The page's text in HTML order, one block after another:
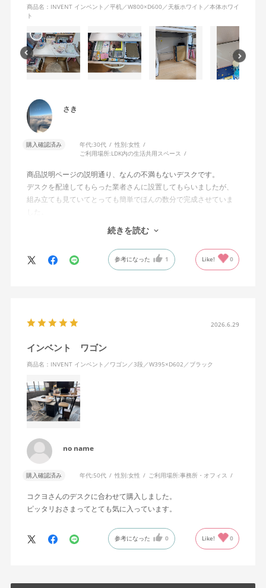
商品名：INVENT インベント／平机／W800×D600／天板ホワイト／本体ホワイ
ト
さき
購入確認済み 年代:30代 性別:女性
ご利用場所:LDK内の生活共用スペース
商品説明ページの説明通り、なんの不満もないデスクです。
デスクを配達してもらった業者さんに設置してもらいましたが、
組み立ても見ていてとっても簡単でほんの数分で完成させていま
組み立ては簡単なのにデスクがぐらつくなどは一切なく、とても
しっかりとした作りです。引き出しの動きもとても滑らかです。
商品説明ページの内容通りなので、ネットショッピングでたまに
ある、「届いた商品が思っていたのと全然違った」ということが
続きを読む
参考になった 1 Like! 0
2026.6.29
インベント ワゴン
商品名：INVENT インベント／ワゴン／3段／W395×D602／ブラック
no name
購入確認済み 年代:50代 性別:女性 ご利用場所:事務所・オフィス
コクヨさんのデスクに合わせて購入しました。
ピッタリおさまってとても気に入っています。
参考になった 0 Like! 0